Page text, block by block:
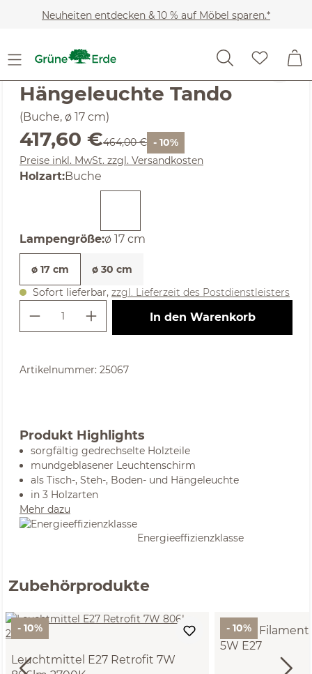
Zum Hauptinhalt springen
Neuheiten entdecken & 10 % auf Möbel sparen.*
Durchschnittliche Bewertung von 4.82 von 5 Sternen
Hängeleuchte Tando
(Buche, ø 17 cm)
Verkaufspreis:
417,60 €Regulärer Preis:
464,00 € - 10%
Preise inkl. MwSt. zzgl. Versandkosten
Holzartauswählen
:Buche
Lampengrößeauswählen
:ø 17 cm
ø 17 cm
ø 30 cm
Sofort lieferbar, zzgl. Lieferzeit des Postdienstleisters
Produkt Anzahl: Gib den
In den Warenkorb
Artikelnummer: 25067
Produkt Highlights
sorgfältig gedrechselte Holzteile
mundgeblasener Leuchtenschirm
als Tisch-, Steh-, Boden- und Hängeleuchte
in 3 Holzarten
Mehr dazu
Energieeffizienzklasse
Zubehörprodukte
- 10%
Leuchtmittel E27 Retrofit 7W
- 10%
Osram
5W E27